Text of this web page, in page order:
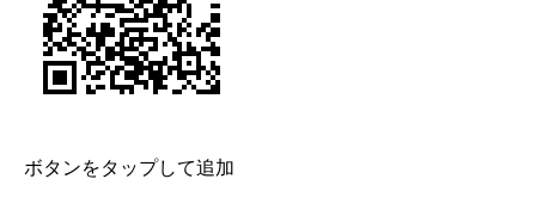
ボタンをタップして追加